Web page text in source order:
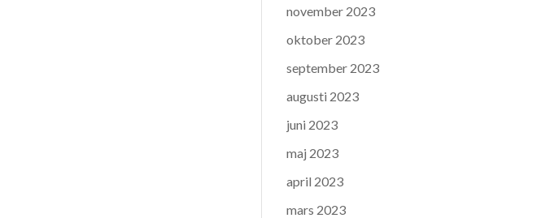
november 2023
oktober 2023
september 2023
augusti 2023
juni 2023
maj 2023
april 2023
mars 2023